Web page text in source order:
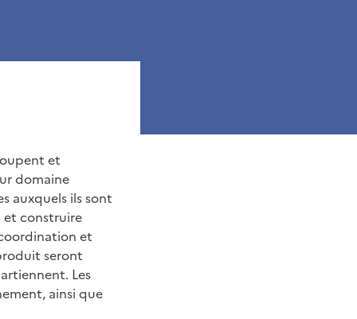
et
domaine
auxquels ils sont
et construire
et
seront
Les
ainsi que